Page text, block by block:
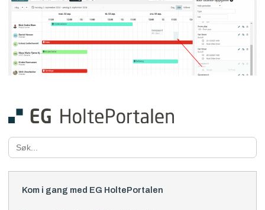
Search
for:
Kom i gang med EG HoltePortalen